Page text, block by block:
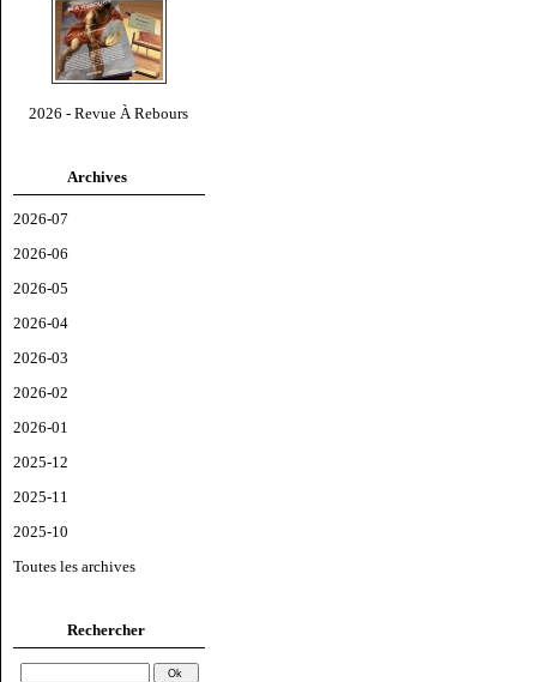
2026 - Revue À Rebours
Archives
2026-07
2026-06
2026-05
2026-04
2026-03
2026-02
2026-01
2025-12
2025-11
2025-10
Toutes les archives
Rechercher